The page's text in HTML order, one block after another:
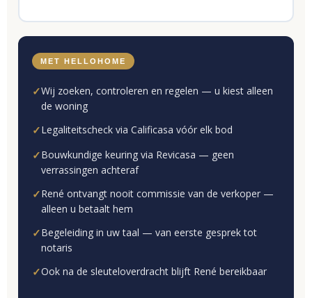
MET HELLOHOME
✓Wij zoeken, controleren en regelen — u kiest alleen
de woning
✓Legaliteitscheck via Calificasa vóór elk bod
✓Bouwkundige keuring via Revicasa — geen
verrassingen achteraf
✓René ontvangt nooit commissie van de verkoper —
alleen u betaalt hem
✓Begeleiding in uw taal — van eerste gesprek tot
notaris
✓Ook na de sleuteloverdracht blijft René bereikbaar